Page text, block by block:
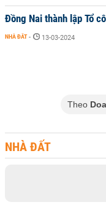
Đồng Nai thành lập Tổ
NHÀ ĐẤT - 13-03-2024
Theo
NHÀ ĐẤT